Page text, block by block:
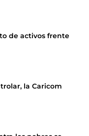
de activos frente
la Caricom